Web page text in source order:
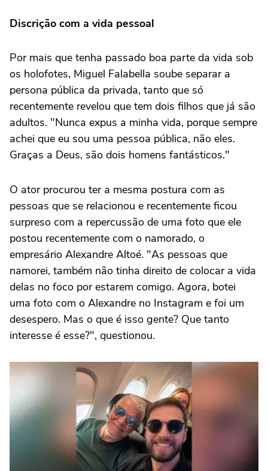
Discrição com a vida pessoal
Por mais que tenha passado boa parte da vida sob
os holofotes, Miguel Falabella soube separar a
persona pública da privada, tanto que só
recentemente revelou que tem dois filhos que já são
adultos. "Nunca expus a minha vida, porque sempre
achei que eu sou uma pessoa pública, não eles.
Graças a Deus, são dois homens fantásticos."
O ator procurou ter a mesma postura com as
pessoas que se relacionou e recentemente ficou
surpreso com a repercussão de uma foto que ele
postou recentemente com o namorado, o
empresário Alexandre Altoé. "As pessoas que
namorei, também não tinha direito de colocar a vida
delas no foco por estarem comigo. Agora, botei
uma foto com o Alexandre no Instagram e foi um
desespero. Mas o que é isso gente? Que tanto
interesse é esse?", questionou.